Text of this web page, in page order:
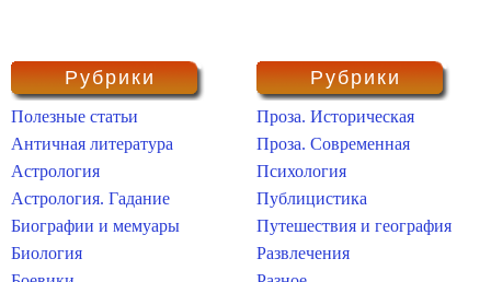
Рубрики
Полезные статьи
Античная литература
Астрология
Астрология. Гадание
Биографии и мемуары
Биология
Рубрики
Проза. Историческая
Проза. Современная
Психология
Публицистика
Путешествия и география
Развлечения